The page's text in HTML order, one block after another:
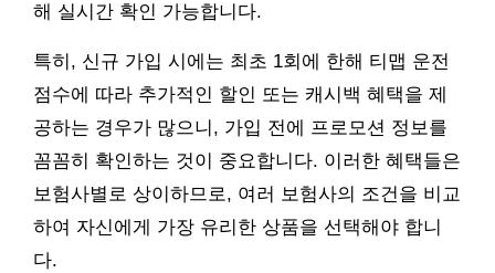
해 실시간 확인 가능합니다.
특히, 신규 가입 시에는 최초 1회에 한해 티맵 운전
점수에 따라 추가적인 할인 또는 캐시백 혜택을 제
공하는 경우가 많으니, 가입 전에 프로모션 정보를
꼼꼼히 확인하는 것이 중요합니다. 이러한 혜택들은
보험사별로 상이하므로, 여러 보험사의 조건을 비교
하여 자신에게 가장 유리한 상품을 선택해야 합니
다.